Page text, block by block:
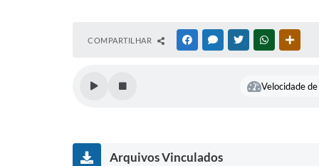
COMPARTILHAR FACEBOOKMESSENGER
TWITTERWHATSAPP
Velocidade
Arquivos Vinculados